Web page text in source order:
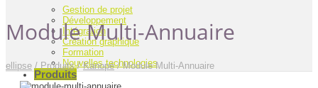
Gestion de projet
Développement
Intégration
Création graphique
Formation
Nouvelles technologies
Produits
Module Multi-Annuaire
ellipse /Produits/Kanopé/Module Multi-Annuaire